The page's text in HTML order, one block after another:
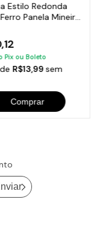
Estilo Redonda
Panela Mineira
Pix ou Boleto
de R$13,99sem
Comprar